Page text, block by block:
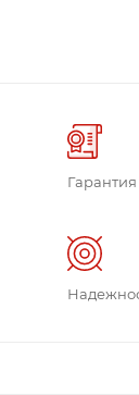
Гарантия